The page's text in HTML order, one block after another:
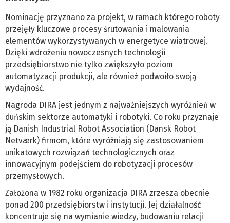
Nominację przyznano za projekt, w ramach którego roboty
przejęły kluczowe procesy śrutowania i malowania
elementów wykorzystywanych w energetyce wiatrowej.
Dzięki wdrożeniu nowoczesnych technologii
przedsiębiorstwo nie tylko zwiększyło poziom
automatyzacji produkcji, ale również podwoiło swoją
wydajność.
Nagroda DIRA jest jednym z najważniejszych wyróżnień w
duńskim sektorze automatyki i robotyki. Co roku przyznaje
ją Danish Industrial Robot Association (Dansk Robot
Netværk) firmom, które wyróżniają się zastosowaniem
unikatowych rozwiązań technologicznych oraz
innowacyjnym podejściem do robotyzacji procesów
przemysłowych.
Założona w 1982 roku organizacja DIRA zrzesza obecnie
ponad 200 przedsiębiorstw i instytucji. Jej działalność
koncentruje się na wymianie wiedzy, budowaniu relacji